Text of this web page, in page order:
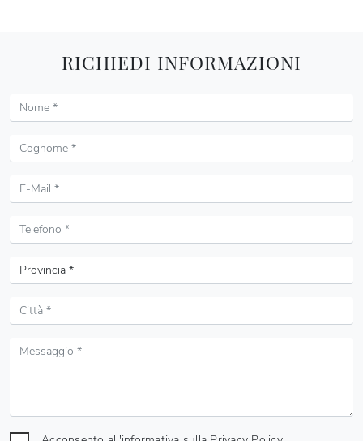
RICHIEDI INFORMAZIONI